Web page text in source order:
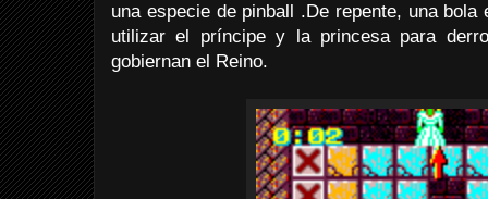
una especie de pinball .De repente, una
utilizar el príncipe y la princesa para
gobiernan el Reino.